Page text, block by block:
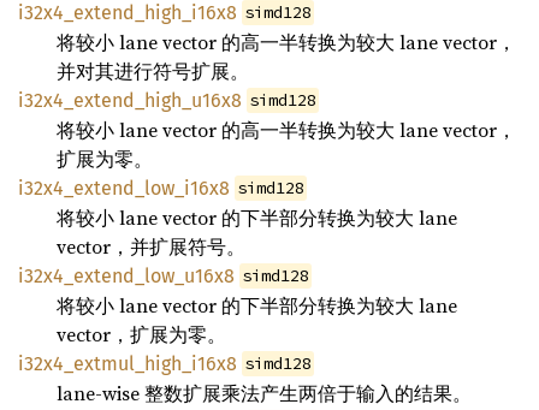
i32x4_extend_high_i16x8 simd128
将较小 lane vector 的高一半转换为较大 lane vector，
并对其进行符号扩展。
i32x4_extend_high_u16x8 simd128
将较小 lane vector 的高一半转换为较大 lane vector，
扩展为零。
i32x4_extend_low_i16x8 simd128
将较小 lane vector 的下半部分转换为较大 lane
vector，并扩展符号。
i32x4_extend_low_u16x8 simd128
将较小 lane vector 的下半部分转换为较大 lane
vector，扩展为零。
i32x4_extmul_high_i16x8 simd128
lane-wise 整数扩展乘法产生两倍于输入的结果。